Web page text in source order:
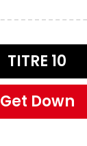
TITRE 10
Get Down